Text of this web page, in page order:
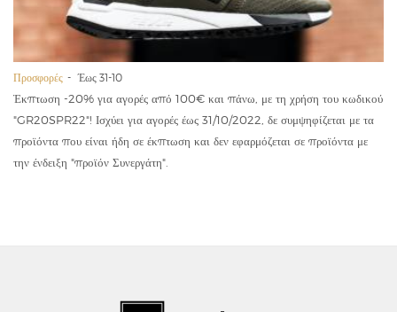
Προσφορές Έως 31-10
Έκπτωση -20% για αγορές από 100€ και πάνω, με τη χρήση του κωδικού
"GR20SPR22"! Ισχύει για αγορές έως 31/10/2022, δε συμψηφίζεται με τα
προϊόντα που είναι ήδη σε έκπτωση και δεν εφαρμόζεται σε προϊόντα με
την ένδειξη "προϊόν Συνεργάτη".